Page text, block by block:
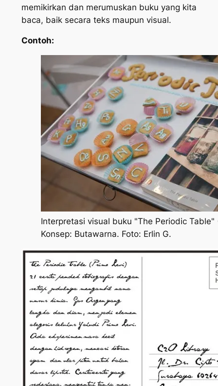
memikirkan dan merumuskan buku yang kita
baca, baik secara teks maupun visual.
Contoh:
Interpretasi visual buku "The Periodic Table"
Konsep: Butawarna. Foto: Erlin G.